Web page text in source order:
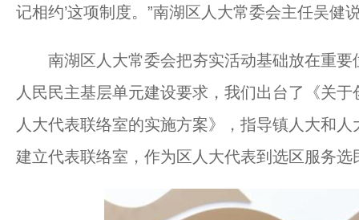
记相约’这项制度。”南湖区人大常委会主任吴健
南湖区人大常委会把夯实活动基础放在重要
人民民主基层单元建设要求，我们出台了《关
人大代表联络室的实施方案》，指导镇人大和
建立代表联络室，作为区人大代表到选区服务选